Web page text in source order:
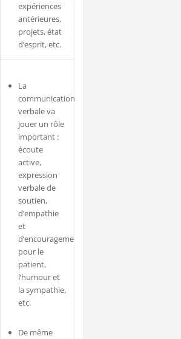
expériences
antérieures,
projets, état
d’esprit, etc.
La
communication
verbale va
jouer un rôle
important :
écoute
active,
expression
verbale de
soutien,
d’empathie
et
d’encouragement
pour le
patient,
l’humour et
la sympathie,
etc.
De même